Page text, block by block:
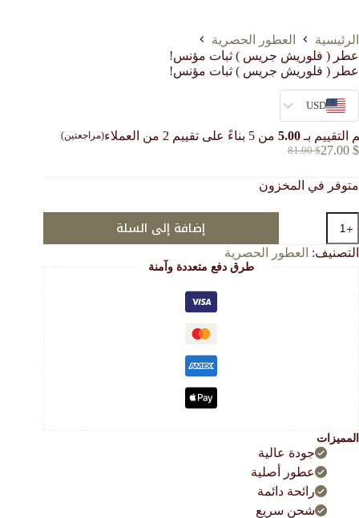
الرئيسية
العطور الحصرية
عطر ( فلوريش جريس ) ثبات مؤنس!
عطر ( فلوريش جريس ) ثبات مؤنس!
USD
التقييم بـ 5.00من 5 بناءً على تقييم 2 من العملاء(مراجعتين)
81.00$
السعر
هو:
27.00 $
السعر
هو:
متوفر في المخزون
عطر
(
فلوريش
إضافة إلى السلة
التصنيف: العطور الحصرية
طرق دفع متعددة وآمنة
المميزات
جودة عالية
عطور أصلية
رائحة دائمة
شحن سريع